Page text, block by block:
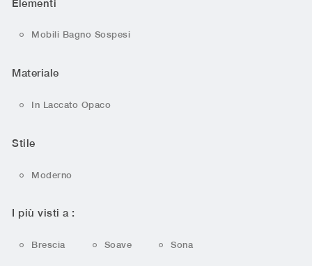
Elementi
Mobili Bagno Sospesi
Materiale
In Laccato Opaco
Stile
Moderno
I più visti a :
Brescia Soave Sona